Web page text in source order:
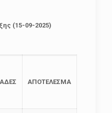
(15-09-2025)
ΑΠΟΤΕΛΕΣΜΑ